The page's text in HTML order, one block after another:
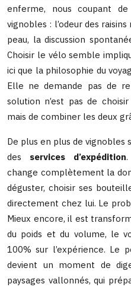
enferme, nous coupant de
vignobles : l’odeur des
peau, la discussion
Choisir le vélo semble
ici que la philosophie du
Elle ne demande pas de
solution n’est pas de
mais de combiner les deux
De plus en plus de vignobles
des services d’expédition.
change complètement la
déguster, choisir ses
directement chez lui. Le
Mieux encore, il est
du poids et du volume, le
100% sur l’expérience. Le
devient un moment de
paysages vallonnés, qui